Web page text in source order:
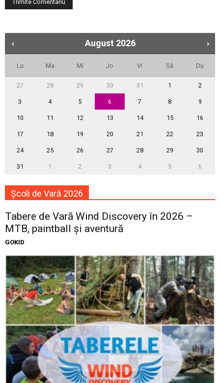
August 2026
Lu Ma Mi Jo Vi Sâ Du
27 28 29 30 31 1 2
3 4 5 6 7 8 9
10 11 12 13 14 15 16
17 18 19 20 21 22 23
24 25 26 27 28 29 30
31 1 2 3 4 5 6
Școli de Vară 2026
Tabere de Vară Wind Discovery în 2026 –
MTB, paintball și aventură
GOKID